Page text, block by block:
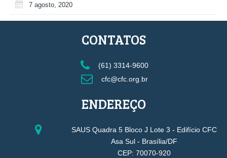
7 agosto, 2020
CONTATOS
(61) 3314-9600
cfc@cfc.org.br
ENDEREÇO
SAUS Quadra 5 Bloco J Lote 3 - Edifício CFC
Asa Sul - Brasília/DF
CEP: 70070-920